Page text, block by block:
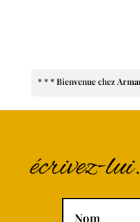
écrivez-lui.